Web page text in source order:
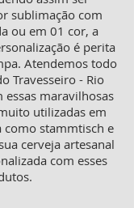
sublimação com
ou em 01 cor, a
é perita
Atendemos todo
Travesseiro - Rio
essas maravilhosas
utilizadas em
como stammtisch e
cerveja artesanal
com esses